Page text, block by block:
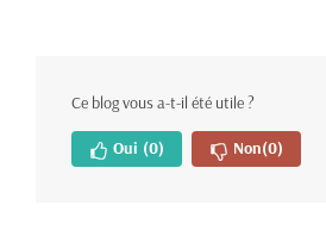
Ce blog vous a-t-il été utile ?
Oui (0) Non(0)